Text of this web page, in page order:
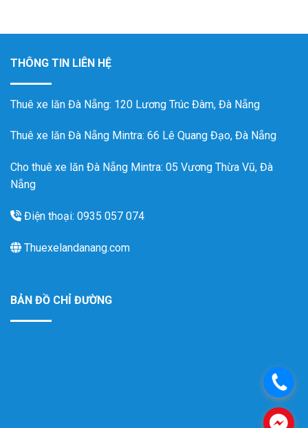
THÔNG TIN LIÊN HỆ
Thuê xe lăn Đà Nẵng: 120 Lương Trúc Đàm, Đà Nẵng
Thuê xe lăn Đà Nẵng Mintra: 66 Lê Quang Đạo, Đà Nẵng
Cho thuê xe lăn Đà Nẵng Mintra: 05 Vương Thừa Vũ, Đà
Nẵng
Điện thoại: 0935 057 074
Thuexelandanang.com
BẢN ĐỒ CHỈ ĐƯỜNG
.
.